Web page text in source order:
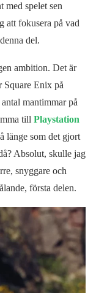
med spelet sen
att fokusera på vad
del.
ambition. Det är
Square Enix på
mantimmar på
till Playstation
länge som det gjort
Absolut, skulle jag
snyggare och
första delen.